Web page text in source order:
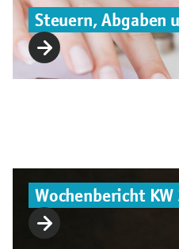
Steuern, Abgaben
Wochenbericht KW